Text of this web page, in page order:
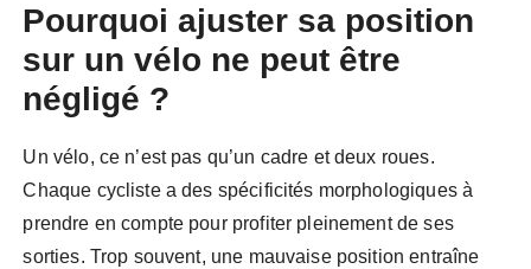
Pourquoi ajuster sa position
sur un vélo ne peut être
négligé ?
Un vélo, ce n’est pas qu’un cadre et deux roues.
Chaque cycliste a des spécificités morphologiques à
prendre en compte pour profiter pleinement de ses
sorties. Trop souvent, une mauvaise position entraîne